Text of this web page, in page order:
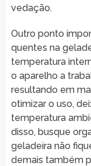
vedação.
Outro ponto
quentes na
temperatura
o aparelho a
resultando em
otimizar o uso,
temperatura
disso, busque
geladeira não
demais também